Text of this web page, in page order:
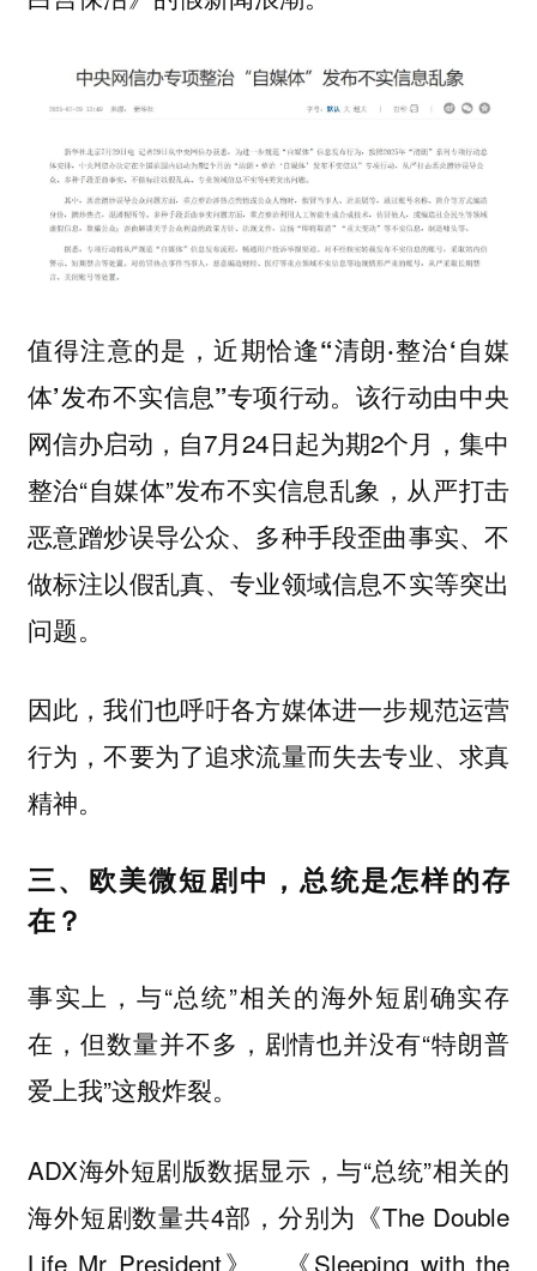
值得注意的是，近期恰逢“清朗·整治‘自媒
体’发布不实信息”专项行动。 该行动由中央
网信办启动，自7月24日起为期2个月，集中
整治“自媒体”发布不实信息乱象，从严打击
恶意蹭炒误导公众、多种手段歪曲事实、不
做标注以假乱真、专业领域信息不实等突出
问题。
因此，我们也呼吁各方媒体进一步规范运营
行为，不要为了追求流量而失去专业、求真
精神。
三、欧美微短剧中，总统是怎样的存
在？
事实上，与“总统”相关的海外短剧确实存
在，但数量并不多，剧情也并没有“特朗普
爱上我”这般炸裂。
ADX海外短剧版数据显示，与“总统”相关的
海外短剧数量共4部，分别为《The Double
Life Mr President》、《Sleeping with the